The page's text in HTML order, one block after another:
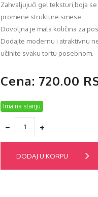
Zahvaljujući gel teksturi,boja
promene strukture smese.
Dovoljna je mala količina za
Dodajte modernu i atraktivnu
učinite svaku tortu posebnom.
Cena: 720.00
Ima na stanju
DODAJ U KORPU